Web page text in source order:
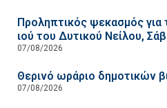
Προληπτικός ψεκασμός για
ιού του Δυτικού Νείλου,
07/08/2026
Θερινό ωράριο δημοτικών
07/08/2026